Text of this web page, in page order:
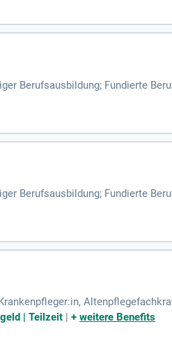
Berufsausbildung; Fundierte
Bereitschaft sich
Berufsausbildung; Fundierte
Bereitschaft sich
Altenpflegehelfer:in mit;
| Teilzeit |+weitere Benefits